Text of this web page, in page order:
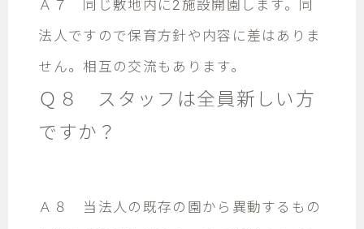
Ａ７ 同じ敷地内に2施設開園します。同
法人ですので保育方針や内容に差はありま
せん。相互の交流もあります。
Ｑ８ スタッフは全員新しい方
ですか？
Ａ８ 当法人の既存の園から異動するもの